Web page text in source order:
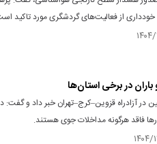
از فعالیت‌های گردشگری مورد تاکید
در برخی استان‌ها
در آزادراه قزوین–کرج–تهران خبر داد و
فاقد هرگونه مداخلات جوی هستند.